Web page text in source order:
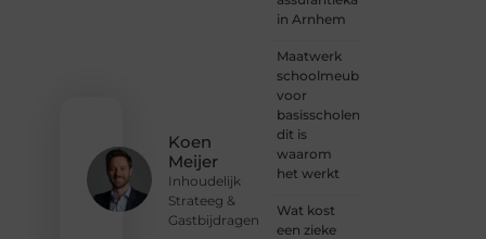
Koen
Meijer
Inhoudelijk
Strateeg &
Gastbijdragen
in Arnhem
Maatwerk
schoolmeubilair
voor
basisscholen:
dit is
waarom
het werkt
Wat kost
een zieke